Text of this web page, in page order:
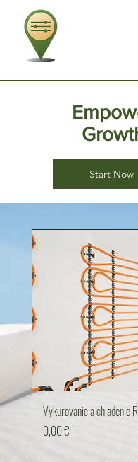
Start Now
Vykurovanie a chladenie
Cena
0,00 €